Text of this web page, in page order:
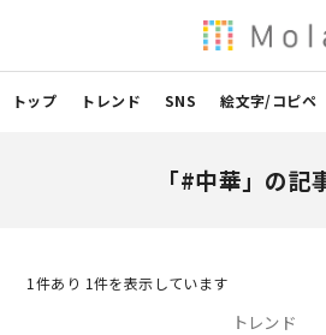
トップ トレンド SNS 絵文字/コピペ
「#中華」の記
1 件あり 1件を表示しています
トレンド